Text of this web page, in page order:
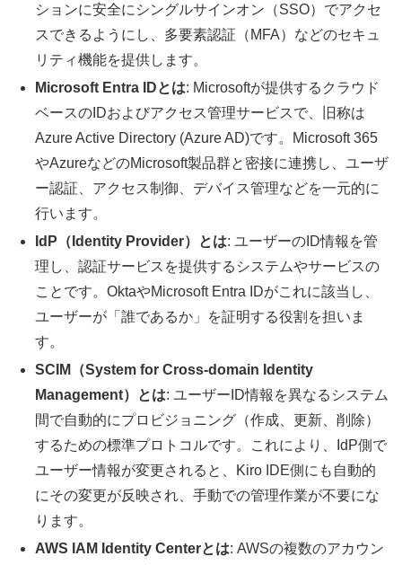
ションに安全にシングルサインオン（SSO）でアクセ
スできるようにし、多要素認証（MFA）などのセキュ
リティ機能を提供します。
Microsoft Entra IDとは: Microsoftが提供するクラウド
ベースのIDおよびアクセス管理サービスで、旧称は
Azure Active Directory (Azure AD)です。Microsoft 365
やAzureなどのMicrosoft製品群と密接に連携し、ユーザ
ー認証、アクセス制御、デバイス管理などを一元的に
行います。
IdP（Identity Provider）とは: ユーザーのID情報を管
理し、認証サービスを提供するシステムやサービスの
ことです。OktaやMicrosoft Entra IDがこれに該当し、
ユーザーが「誰であるか」を証明する役割を担いま
す。
SCIM（System for Cross-domain Identity
Management）とは: ユーザーID情報を異なるシステム
間で自動的にプロビジョニング（作成、更新、削除）
するための標準プロトコルです。これにより、IdP側で
ユーザー情報が変更されると、Kiro IDE側にも自動的
にその変更が反映され、手動での管理作業が不要にな
ります。
AWS IAM Identity Centerとは: AWSの複数のアカウン